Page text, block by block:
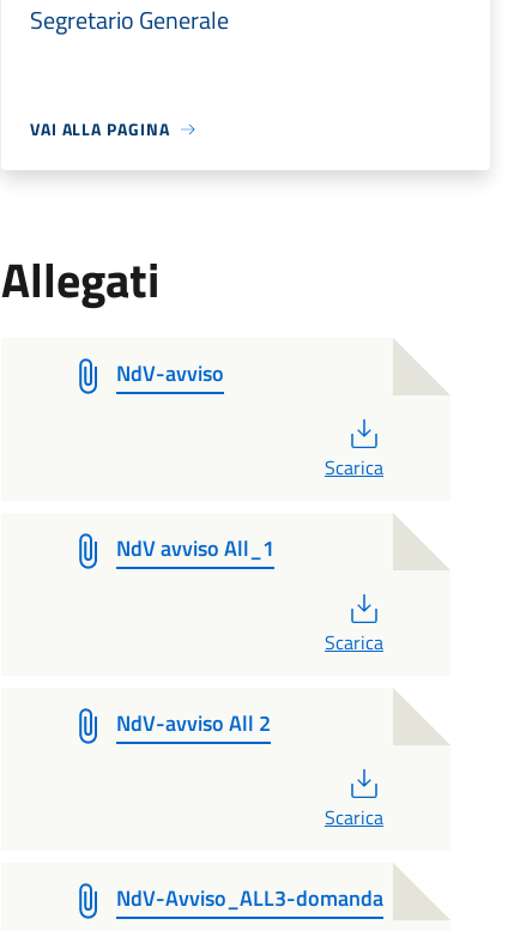
Segretario Generale
VAI ALLA PAGINA
Allegati
NdV-avviso
Scarica
NdV avviso All_1
Scarica
NdV-avviso All 2
Scarica
NdV-Avviso_ALL3-domanda